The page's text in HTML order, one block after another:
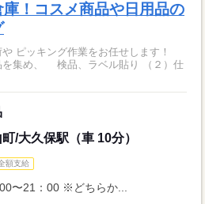
！コスメ商品や日用品の
ピッキング作業をお任せします！
を集め、 検品、ラベル貼り （２）仕
/大久保駅（車 10分）
額支給
〜21：00 ※どちらか...